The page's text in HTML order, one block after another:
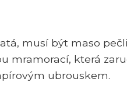
musí být maso
mramorací, která
ubrouskem.